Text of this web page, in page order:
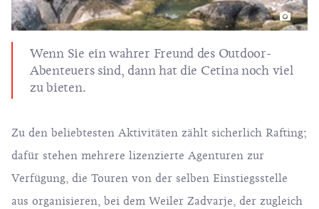
Wenn Sie ein wahrer Freund des Outdoor-
Abenteuers sind, dann hat die Cetina noch viel
zu bieten.
Zu den beliebtesten Aktivitäten zählt sicherlich Rafting;
dafür stehen mehrere lizenzierte Agenturen zur
Verfügung, die Touren von der selben Einstiegsstelle
aus organisieren, bei dem Weiler Zadvarje, der zugleich